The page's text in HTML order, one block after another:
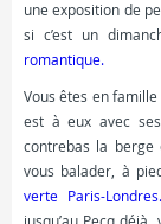
une exposition de
si c’est un
romantique.
Vous êtes en
est à eux avec
contrebas la berge
vous balader, à
verte Paris-Londres.